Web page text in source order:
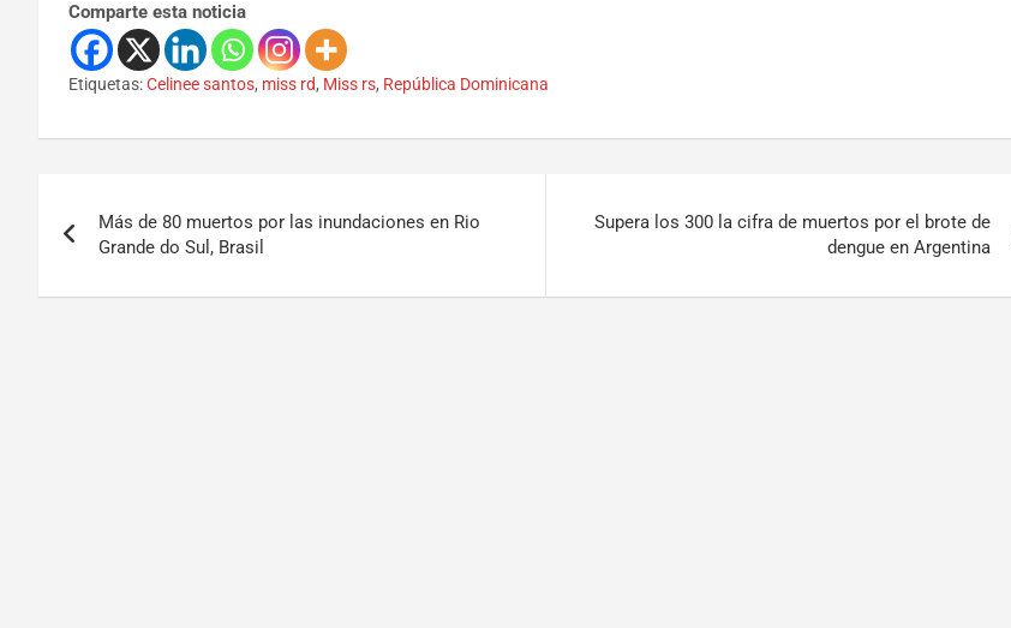
Comparte esta noticia
Etiquetas:Celinee santos, miss rd, Miss rs, República Dominicana
Más de 80 muertos por las inundaciones en Rio
Grande do Sul, Brasil
Supera los 300 la cifra de muertos por el brote de
dengue en Argentina